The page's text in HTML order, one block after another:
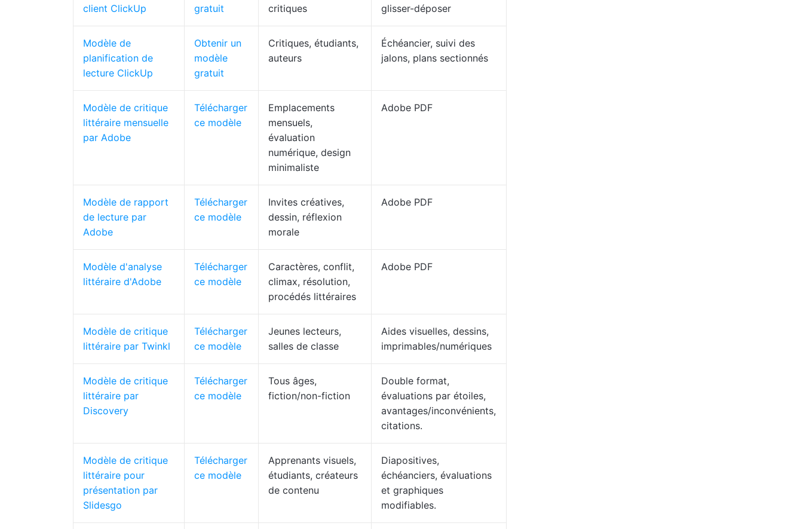
client ClickUp
gratuit
critiques
glisser-déposer
Modèle de
planification de
lecture ClickUp
Obtenir un
modèle
gratuit
Critiques, étudiants,
auteurs
Échéancier, suivi des
jalons, plans sectionnés
Modèle de critique
littéraire mensuelle
par Adobe
Télécharger
ce modèle
Emplacements
mensuels,
évaluation
numérique, design
minimaliste
Adobe PDF
Modèle de rapport
de lecture par
Adobe
Télécharger
ce modèle
Invites créatives,
dessin, réflexion
morale
Adobe PDF
Modèle d'analyse
littéraire d'Adobe
Télécharger
ce modèle
Caractères, conflit,
climax, résolution,
procédés littéraires
Adobe PDF
Modèle de critique
littéraire par Twinkl
Télécharger
ce modèle
Jeunes lecteurs,
salles de classe
Aides visuelles, dessins,
imprimables/numériques
Modèle de critique
littéraire par
Discovery
Télécharger
ce modèle
Tous âges,
fiction/non-fiction
Double format,
évaluations par étoiles,
avantages/inconvénients,
citations.
Modèle de critique
littéraire pour
présentation par
Slidesgo
Télécharger
ce modèle
Apprenants visuels,
étudiants, créateurs
de contenu
Diapositives,
échéanciers, évaluations
et graphiques
modifiables.